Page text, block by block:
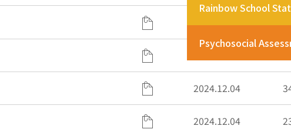
Rainbow School
Psychosocial
2024.12.04
2024.12.04
2024.12.04